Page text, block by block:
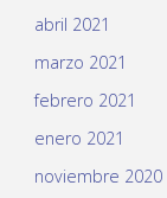
abril 2021
marzo 2021
febrero 2021
enero 2021
noviembre 2020